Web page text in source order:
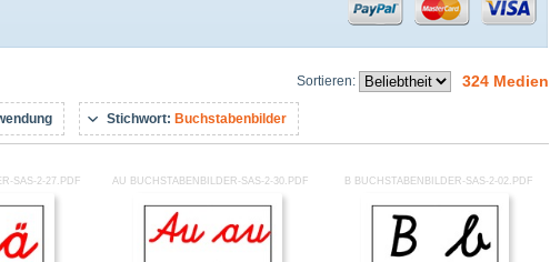
Sortieren: 324 Medien
Stichwort: Buchstabenbilder
SAS-2-27.PDF AU BUCHSTABENBILDER-SAS-2-30.PDF B BUCHSTABENBILDER-SAS-2-02.PDF